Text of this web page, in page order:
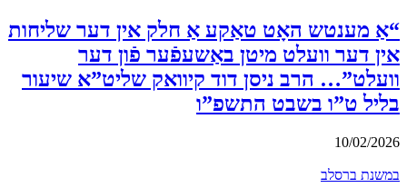
“אַ מענטש האָט טאַקע אַ חלק אין דער שליחות
אין דער וועלט מיטן באַשעפֿער פֿון דער
וועלט”… הרב ניסן דוד קיוואק שליט”א שיעור
בליל ט”ו בשבט התשפ”ו
10/02/2026
במשנת ברסלב